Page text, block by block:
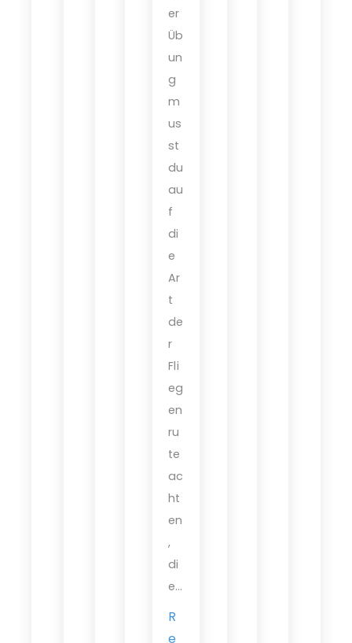
er
Üb
un
g
m
us
st
du
au
f
di
e
Ar
t
de
r
Fli
eg
en
ru
te
ac
ht
en
,
di
e…
R
e